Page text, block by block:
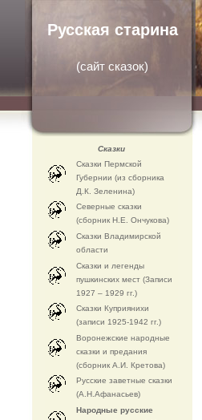
Русская старина
(сайт сказок)
Сказки
Сказки Пермской
Губернии (из сборника
Д.К. Зеленина)
Северные сказки
(сборник Н.Е. Ончукова)
Сказки Владимирской
области
Сказки и легенды
пушкинских мест (Записи
1927 – 1929 гг.)
Сказки Куприянихи
(записи 1925-1942 гг.)
Воронежские народные
сказки и предания
(сборник А.И. Кретова)
Русские заветные сказки
(А.Н.Афанасьев)
Народные русские